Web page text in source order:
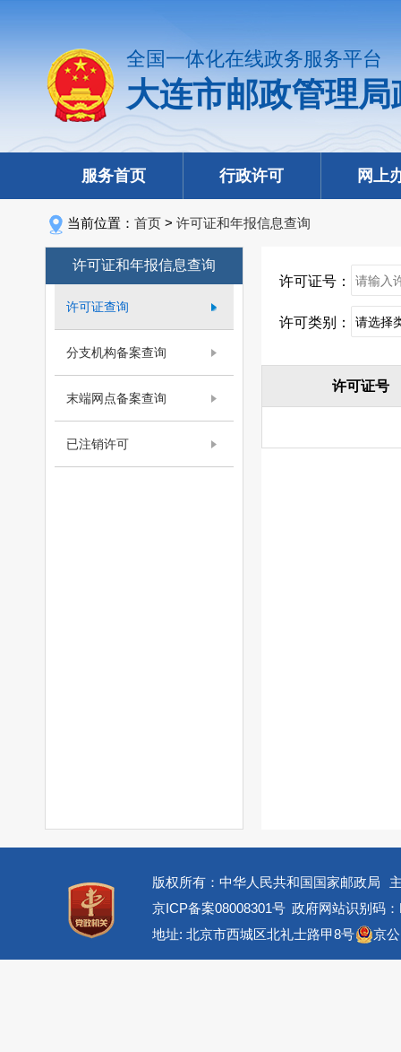
全国一体化在线政务服务平台
大连市邮政管理
服务首页 行政许可 网上
当前位置： 首页 > 许可证和年报信息查询
许可证和年报信息查询
许可证查询
分支机构备案查询
末端网点备案查询
已注销许可
许可证号：
许可类别：
许可证号
版权所有：中华人民共和国国家邮政局
京ICP备案08008301号 政府网站识别码
地址: 北京市西城区北礼士路甲8号
京